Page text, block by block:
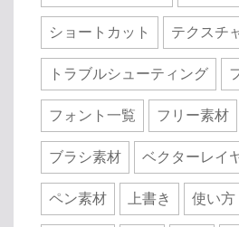
ショートカット テクスチ
トラブルシューティング
フォント一覧 フリー素材
ブラシ素材 ベクターレイ
ペン素材 上書き 使い方